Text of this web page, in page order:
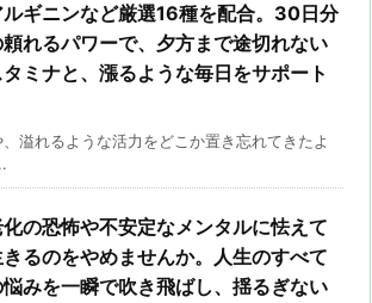
ルギニンなど厳選16種を配合。30日分
れるパワーで、夕方まで途切れない
タミナと、漲るような毎日をサポート
溢れるような活力をどこか置き忘れてきたよ
の恐怖や不安定なメンタルに怯えて
るのをやめませんか。人生のすべて
みを一瞬で吹き飛ばし、揺るぎない